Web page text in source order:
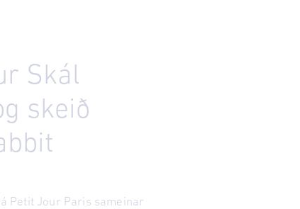
Skál
skeið
Petit Jour Paris sameinar